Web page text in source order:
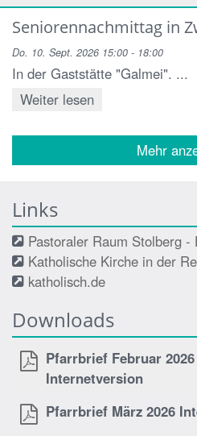
Seniorennachmittag in
Do. 10. Sept. 2026 15:00 - 18:00
In der Gaststätte "Galmei". ...
Weiter lesen
Mehr
Links
Pastoraler Raum Stolberg -
Katholische Kirche in der
katholisch.de
Downloads
Pfarrbrief Februar 2026
Internetversion
Pfarrbrief März 2026